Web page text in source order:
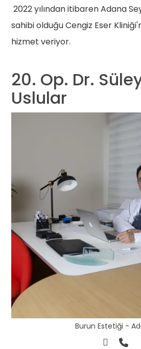
2022 yılından itibaren Adana
sahibi olduğu Cengiz Eser
hizmet veriyor.
20. Op. Dr.
Uslular
Burun Estetiği -